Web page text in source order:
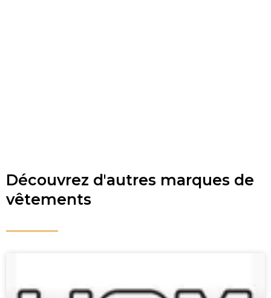
Découvrez d'autres marques de
vêtements